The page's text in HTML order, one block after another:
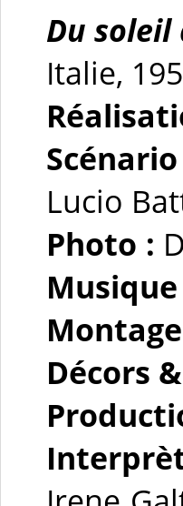
Du soleil
Italie,
Lucio
Photo :
Décors